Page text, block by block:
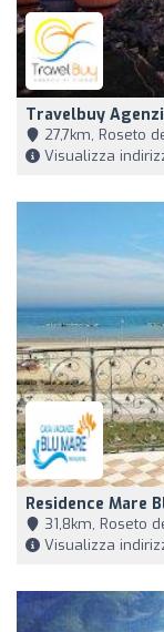
Travelbuy
27,7km, Roseto
Visualizza
Residence Mare
31,8km, Roseto
Visualizza